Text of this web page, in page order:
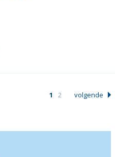
1 2 volgende